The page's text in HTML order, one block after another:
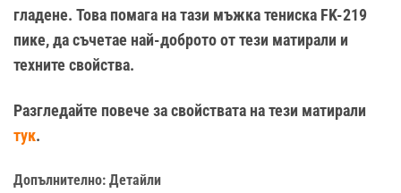
гладене. Това помага на тази мъжка тениска FK-219
пике, да съчетае най-доброто от тези матирали и
техните свойства.
Разгледайте повече за свойствата на тези матирали
тук.
Допълнително: Детайли